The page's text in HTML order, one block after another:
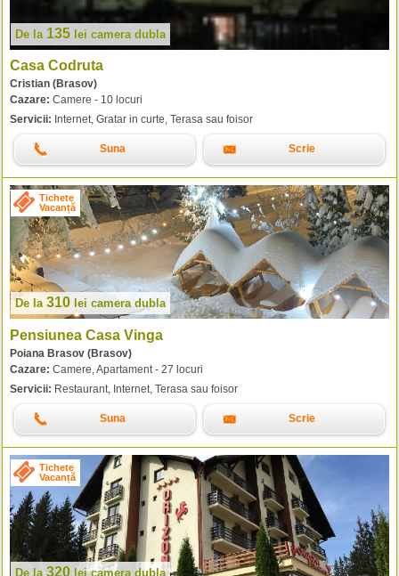
De la 135 lei camera dubla
Casa Codruta
Cristian (Brasov)
Cazare: Camere - 10 locuri
Servicii: Internet, Gratar in curte, Terasa sau foisor
Suna Scrie
Tichete
Vacanță
De la 310 lei camera dubla
Pensiunea Casa Vinga
Poiana Brasov (Brasov)
Cazare: Camere, Apartament - 27 locuri
Servicii: Restaurant, Internet, Terasa sau foisor
Suna Scrie
Tichete
Vacanță
De la 320 leicamera dubla